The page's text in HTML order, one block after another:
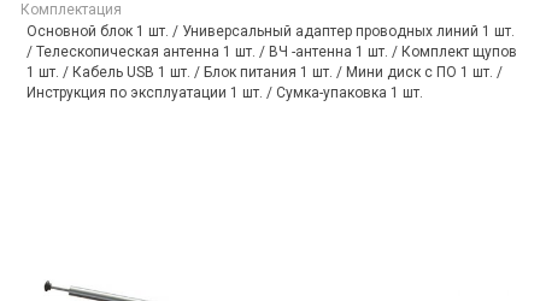
Комплектация
Основной блок 1 шт. / Универсальный адаптер проводных линий 1 шт.
/ Телескопическая антенна 1 шт. / ВЧ -антенна 1 шт. / Комплект щупов
1 шт. / Кабель USB 1 шт. / Блок питания 1 шт. / Мини диск с ПО 1 шт. /
Инструкция по эксплуатации 1 шт. / Сумка-упаковка 1 шт.